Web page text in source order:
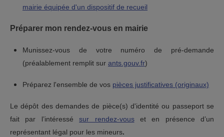
mairie équipée d'un dispositif de recueil
Préparer mon rendez-vous en mairie
Munissez-vous de votre numéro de pré-demande
(préalablement remplit sur ants.gouv.fr)
Préparez l'ensemble de vos pièces justificatives (originaux)
Le dépôt des demandes de pièce(s) d'identité ou passeport se
fait par l’intéressésur rendez-vouset en présence d’un
représentant légal pour les mineurs.